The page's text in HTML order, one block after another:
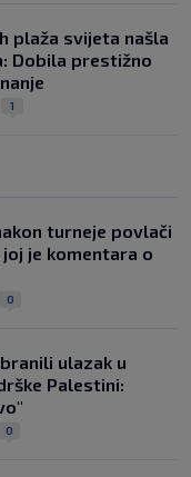
plaža svijeta našla
Dobila prestižno
1
turneje povlači
je komentara o
0
ulazak u
Palestini:
0